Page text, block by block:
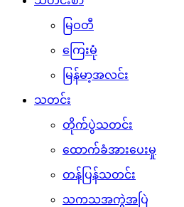
မြဝတီ
ကြေးမုံ
မြန်မာ့အလင်း
သတင်း
တိုက်ပွဲသတင်း
ထောက်ခံအားပေးမှု
တန်ပြန်သတင်း
သကသအကွဲအပြဲ